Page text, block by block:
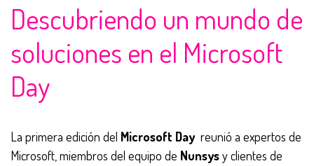
Descubriendo un mundo de
soluciones en el Microsoft
Day
La primera edición del Microsoft Dayreunió a expertos de
Microsoft, miembros del equipo de Nunsysy clientes de